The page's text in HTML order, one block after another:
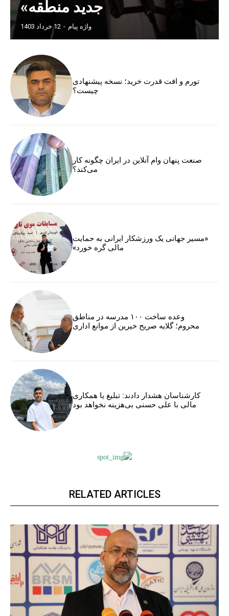
جدید منطقه»
واژه پیام - 12 خرداد 1403
تورم و افت قدرت خرید؛ نسخه پیشنهادی
چیست؟
صنعت پنهان وام آنلاین در ایران چگونه کار
می‌کند؟
«مسیر جهانی یک ورزشکار ایرانی به حمایت
مالی گره خورد»
وعده ساخت ۱۰۰ مدرسه در مناطق
محروم؛ گلایه صریح خیرین از موانع اداری
کارشناسان هشدار دادند: تبلیغ یا همکاری
مالی با علی حسنی بی‌هزینه نخواهد بود
RELATED ARTICLES